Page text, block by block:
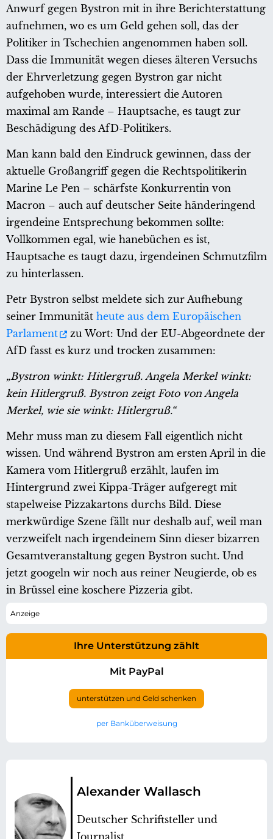
Anwurf gegen Bystron mit in ihre Berichterstattung
aufnehmen, wo es um Geld gehen soll, das der
Politiker in Tschechien angenommen haben soll.
Dass die Immunität wegen dieses älteren Versuchs
der Ehrverletzung gegen Bystron gar nicht
aufgehoben wurde, interessiert die Autoren
maximal am Rande – Hauptsache, es taugt zur
Beschädigung des AfD-Politikers.
Man kann bald den Eindruck gewinnen, dass der
aktuelle Großangriff gegen die Rechtspolitikerin
Marine Le Pen – schärfste Konkurrentin von
Macron – auch auf deutscher Seite händeringend
irgendeine Entsprechung bekommen sollte:
Vollkommen egal, wie hanebüchen es ist,
Hauptsache es taugt dazu, irgendeinen Schmutzfilm
zu hinterlassen.
Petr Bystron selbst meldete sich zur Aufhebung
seiner Immunität heute aus dem Europäischen
Parlament
zu Wort: Und der EU-Abgeordnete der
AfD fasst es kurz und trocken zusammen:
„Bystron winkt: Hitlergruß. Angela Merkel winkt:
kein Hitlergruß. Bystron zeigt Foto von Angela
Merkel, wie sie winkt: Hitlergruß.“
Mehr muss man zu diesem Fall eigentlich nicht
wissen. Und während Bystron am ersten April in die
Kamera vom Hitlergruß erzählt, laufen im
Hintergrund zwei Kippa-Träger aufgeregt mit
stapelweise Pizzakartons durchs Bild. Diese
merkwürdige Szene fällt nur deshalb auf, weil man
verzweifelt nach irgendeinem Sinn dieser bizarren
Gesamtveranstaltung gegen Bystron sucht. Und
jetzt googeln wir noch aus reiner Neugierde, ob es
in Brüssel eine koschere Pizzeria gibt.
Ihre Unterstützung zählt
Mit PayPal
unterstützen und Geld schenken
per Banküberweisung
Alexander Wallasch
Deutscher Schriftsteller und